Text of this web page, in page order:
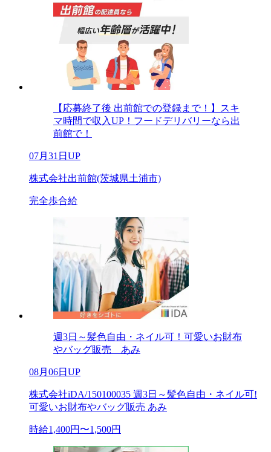
【応募終了後 出前館での登録まで！】スキ
マ時間で収入UP！フードデリバリーなら出
前館で！
07月31日UP
株式会社出前館(茨城県土浦市)
完全歩合給
週3日～髪色自由・ネイル可！可愛いお財布
やバッグ販売 あみ
08月06日UP
株式会社iDA/150100035 週3日～髪色自由・ネイル可!
可愛いお財布やバッグ販売 あみ
時給1,400円〜1,500円